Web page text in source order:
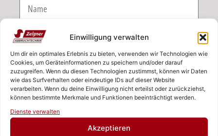
Einwilligung verwalten
Um dir ein optimales Erlebnis zu bieten, verwenden wir Technologien wie
Cookies, um Geräteinformationen zu speichern und/oder darauf
zuzugreifen. Wenn du diesen Technologien zustimmst, können wir Daten
wie das Surfverhalten oder eindeutige IDs auf dieser Website
verarbeiten. Wenn du deine Einwilligung nicht erteilst oder zurückziehst,
können bestimmte Merkmale und Funktionen beeinträchtigt werden.
Dienste verwalten
Akzeptieren
E-Mail
Telefon
Nachricht Rufen Sie uns an!